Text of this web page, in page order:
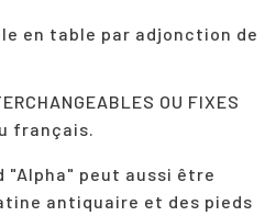
en table par adjonction de
OU FIXES
français.
"Alpha" peut aussi être
antiquaire et des pieds